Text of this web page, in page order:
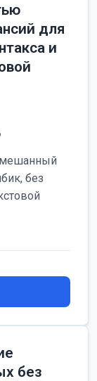
для
и
без
без